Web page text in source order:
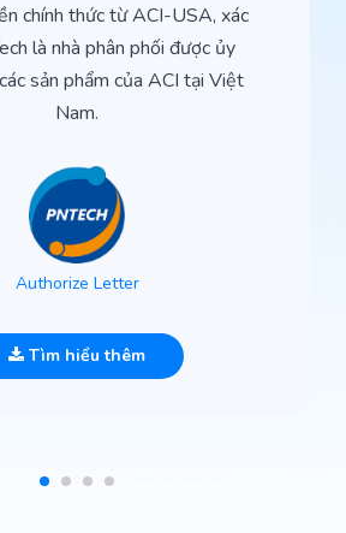
chính thức từ ACI-USA, xác
là nhà phân phối được ủy
sản phẩm của ACI tại Việt
Nam.
Authorize Letter
Tìm hiểu thêm